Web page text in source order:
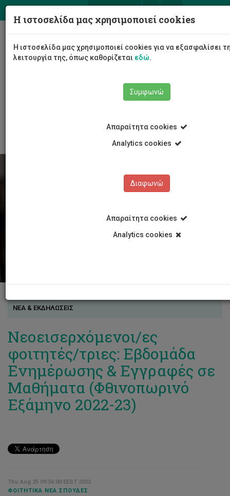
ΝΕΑ & ΕΚΔΗΛΩΣΕΙΣ
Νεοεισερχόμενοι/ες
φοιτητές/τριες: Εβδομάδα
Ενημέρωσης & Εγγραφές σε
Μαθήματα (Φθινοπωρινό
Εξάμηνο 2022-23)
Thu Aug 25 09:36:00 EEST 2022
ΦΟΙΤΗΤΙΚΆ ΝΈΑ ΣΠΟΥΔΈΣ
Η ιστοσελίδα μας χρησιμοποιεί cookies
Η ιστοσελίδα μας χρησιμοποιεί cookies για να εξασφαλίσει
λειτουργία της, όπως καθορίζεται εδώ.
Συμφωνώ
Απαραίτητα cookies
Analytics cookies
Διαφωνώ
Απαραίτητα cookies
Analytics cookies